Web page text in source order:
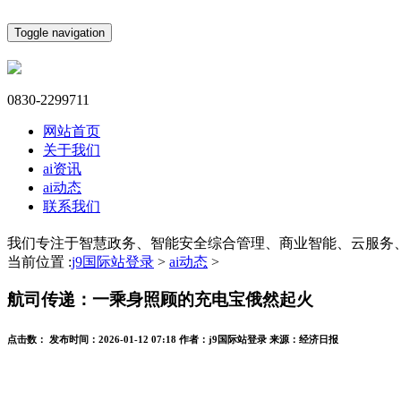
Toggle navigation
0830-2299711
网站首页
关于我们
ai资讯
ai动态
联系我们
我们专注于智慧政务、智能安全综合管理、商业智能、云服务
当前位置 :j9国际站登录 > ai动态 >
航司传递：一乘身照顾的充电宝俄然起火
点击数： 发布时间： 2026-01-12 07:18 作者： j9国际站登录 来源： 经济日报